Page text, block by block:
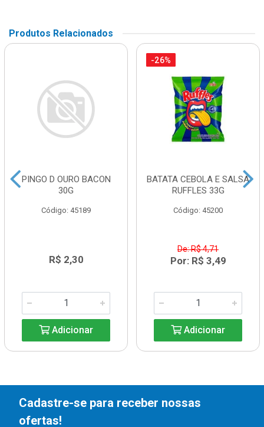
Produtos Relacionados
PINGO D OURO BACON
30G
Código: 45189
R$ 2,30
Adicionar
-26%
BATATA CEBOLA E SALSA
RUFFLES 33G
Código: 45200
De: R$ 4,71
Por: R$ 3,49
Adicionar
Cadastre-se para receber nossas
ofertas!